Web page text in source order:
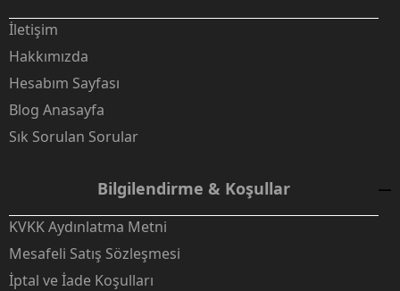
İletişim
Hakkımızda
Hesabım Sayfası
Blog Anasayfa
Sık Sorulan Sorular
Bilgilendirme & Koşullar
KVKK Aydınlatma Metni
Mesafeli Satış Sözleşmesi
İptal ve İade Koşulları